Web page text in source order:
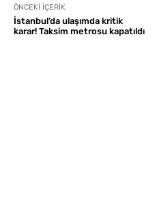
ÖNCEKI İÇERIK
İstanbul’da ulaşımda kritik
karar! Taksim metrosu kapatıldı